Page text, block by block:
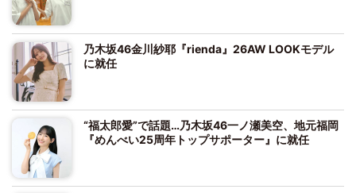
乃木坂46金川紗耶『rienda』26AW LOOKモデル
に就任
“福太郎愛”で話題…乃木坂46一ノ瀬美空、地元福岡
『めんべい25周年トップサポーター』に就任